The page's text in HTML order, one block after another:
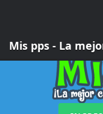
Mis pps - La